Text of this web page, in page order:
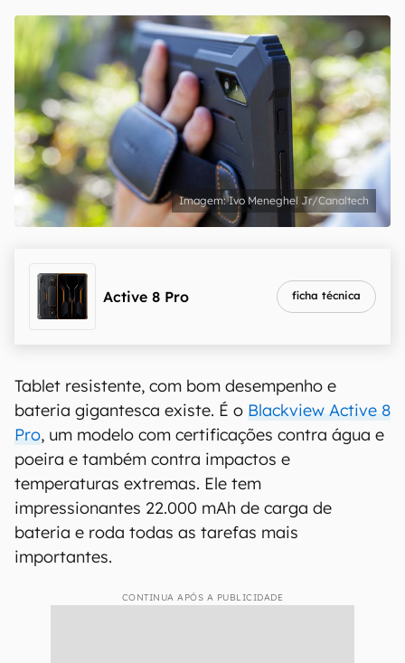
Uso e Política de Privacidade do Canaltech.
Ivo Meneghel Jr/Canaltech
Active 8 Pro ficha técnica
Tablet resistente, com bom desempenho e
bateria gigantesca existe. É o Blackview Active 8
Pro, um modelo com certificações contra água e
poeira e também contra impactos e
temperaturas extremas. Ele tem
impressionantes 22.000 mAh de carga de
bateria e roda todas as tarefas mais
importantes.
CONTINUA APÓS A PUBLICIDADE